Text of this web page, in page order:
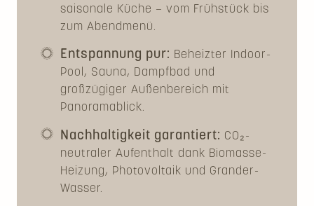
saisonale Küche – vom Frühstück bis
zum Abendmenü.
Entspannung pur: Beheizter Indoor-
Pool, Sauna, Dampfbad und
großzügiger Außenbereich mit
Panoramablick.
Nachhaltigkeit garantiert: CO₂-
neutraler Aufenthalt dank Biomasse-
Heizung, Photovoltaik und Grander-
Wasser.